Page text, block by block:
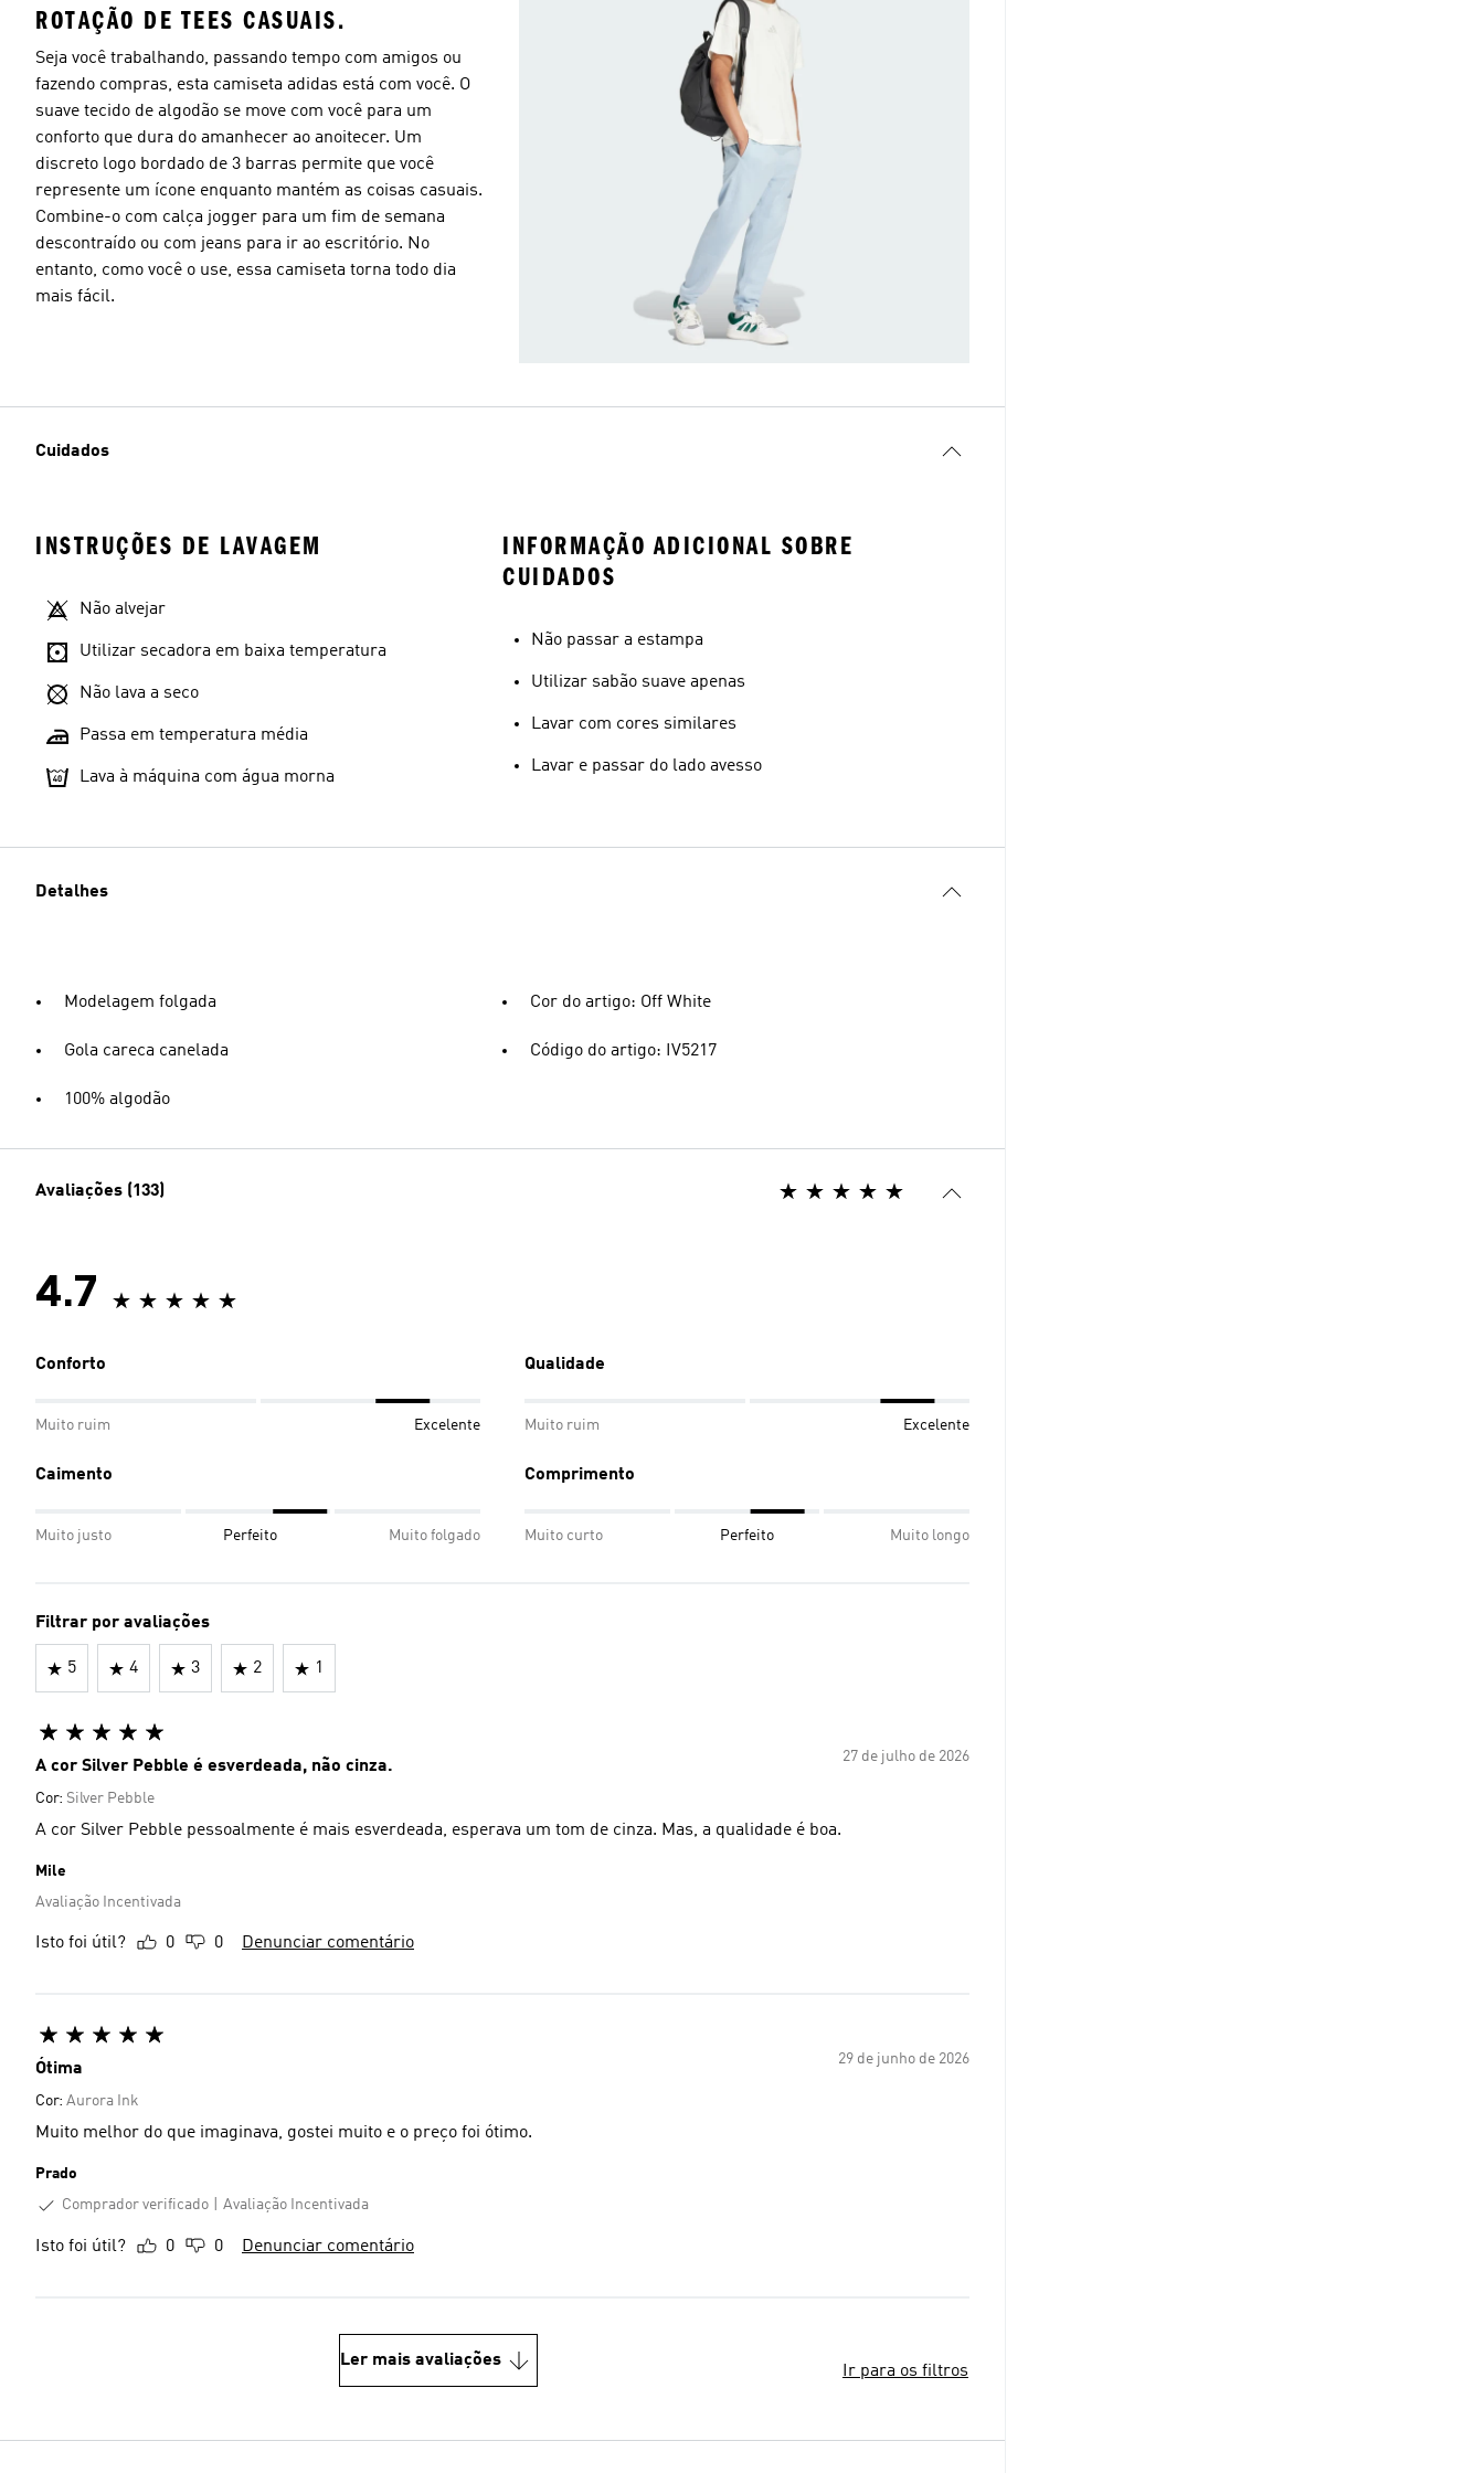
ROTAÇÃO DE TEES CASUAIS.
Seja você trabalhando, passando tempo com amigos ou
fazendo compras, esta camiseta adidas está com você. O
suave tecido de algodão se move com você para um
conforto que dura do amanhecer ao anoitecer. Um
discreto logo bordado de 3 barras permite que você
represente um ícone enquanto mantém as coisas casuais.
Combine-o com calça jogger para um fim de semana
descontraído ou com jeans para ir ao escritório. No
entanto, como você o use, essa camiseta torna todo dia
mais fácil.
Cuidados
INSTRUÇÕES DE LAVAGEM
Não alvejar
Utilizar secadora em baixa temperatura
Não lava a seco
Passa em temperatura média
Lava à máquina com água morna
INFORMAÇÃO ADICIONAL SOBRE
CUIDADOS
Não passar a estampa
Utilizar sabão suave apenas
Lavar com cores similares
Lavar e passar do lado avesso
Detalhes
Modelagem folgada
Gola careca canelada
100% algodão
Cor do artigo: Off White
Código do artigo: IV5217
Avaliações (133)
4.7
Conforto
Muito ruim Excelente
Qualidade
Muito ruim Excelente
Caimento
Muito justo Perfeito Muito folgado
Comprimento
Muito curto Perfeito Muito longo
Filtrar por avaliações
5 4 3 2 1
27 de julho de 2026
A cor Silver Pebble é esverdeada, não cinza.
Cor: Silver Pebble
A cor Silver Pebble pessoalmente é mais esverdeada, esperava um tom de cinza. Mas, a qualidade é boa.
Mile
Avaliação Incentivada
Isto foi útil? 0 0 Denunciar comentário
29 de junho de 2026
Ótima
Cor: Aurora Ink
Muito melhor do que imaginava, gostei muito e o preço foi ótimo.
Prado
Comprador verificado
Avaliação Incentivada
Isto foi útil? 0 0 Denunciar comentário
Ler mais avaliações
Ir para os filtros